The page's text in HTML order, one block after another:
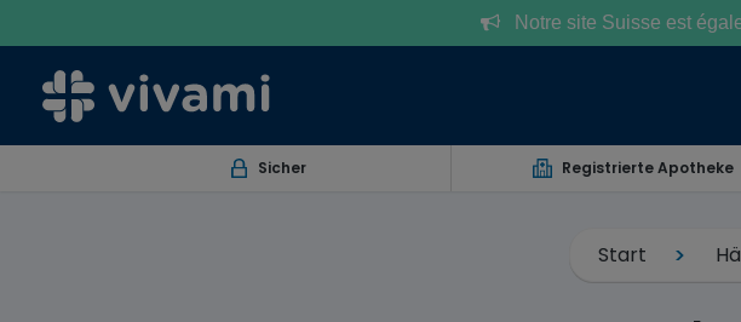
Notre site Suisse est
Sicher Registrierte Apotheke
Start